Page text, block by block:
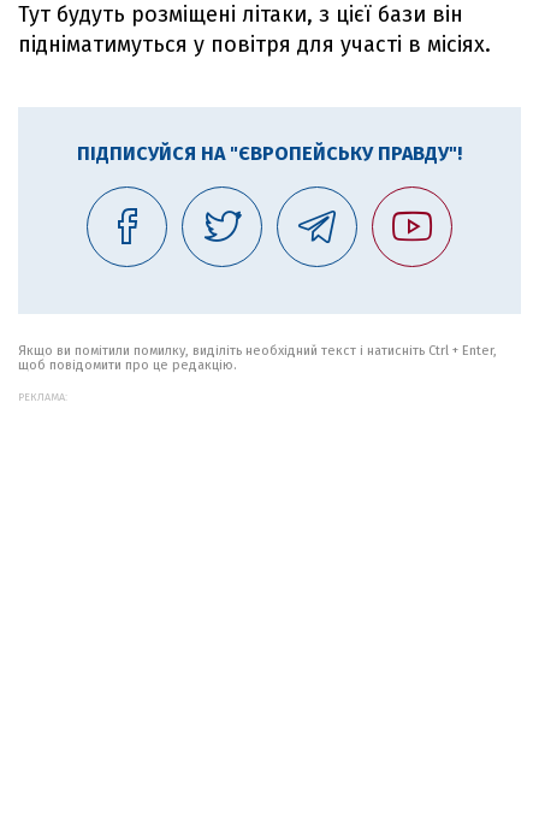
Тут будуть розміщені літаки, з цієї бази він
підніматимуться у повітря для участі в місіях.
ПІДПИСУЙСЯ НА "ЄВРОПЕЙСЬКУ ПРАВДУ"!
Якщо ви помітили помилку, виділіть необхідний текст і натисніть Ctrl + Enter,
щоб повідомити про це редакцію.
РЕКЛАМА: